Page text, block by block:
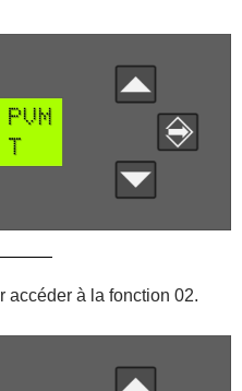
accéder à la fonction 02.